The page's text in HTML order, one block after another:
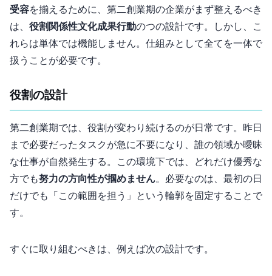
受容を揃えるために、第二創業期の企業がまず整えるべき
は、1. 役割 2.関係性 3.文化 4.成果行動の4つの設計です。しかし、こ
れらは単体では機能しません。仕組みとして全てを一体で
扱うことが必要です。
1. “役割”の設計
第二創業期では、役割が変わり続けるのが日常です。昨日
まで必要だったタスクが急に不要になり、誰の領域か曖昧
な仕事が自然発生する。この環境下では、どれだけ優秀な
方でも努力の方向性が掴めません。必要なのは、最初の90日
だけでも「この範囲を担う」という輪郭を固定することで
す。
すぐに取り組むべきは、例えば次の設計です。